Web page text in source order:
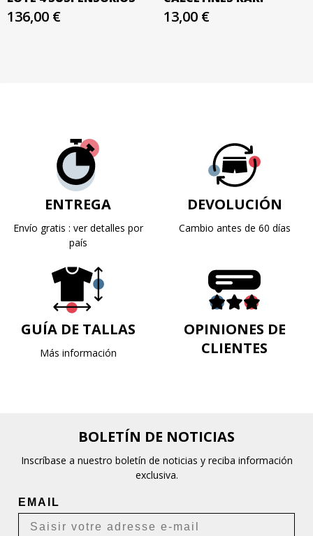
136,00 € 13,00 €
ENTREGA
Envío gratis : ver detalles por
país
DEVOLUCIÓN
Cambio antes de 60 días
GUÍA DE TALLAS
Más información
OPINIONES DE
CLIENTES
BOLETÍN DE NOTICIAS
Inscríbase a nuestro boletín de noticias y reciba información
exclusiva.
EMAIL